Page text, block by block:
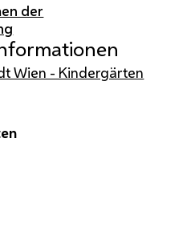
der
Wien - Kindergärten